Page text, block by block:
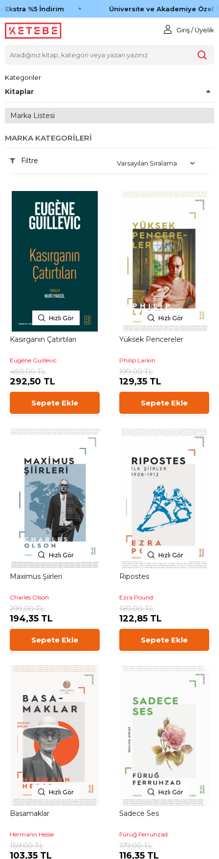
%5 İndirim Üniversite ve Akademiye Özel
Giriş / Üyelik
Kategoriler
Kitaplar
Marka Listesi
MARKA KATEGORILERI
Filtre
Hızlı Gör
Kasırganın Çatırtıları
Eugène Guillevic
450,00 TL
292,50 TL
Sepete Ekle
Hızlı Gör
Yüksek Pencereler
Philip Larkin
199,00 TL
129,35 TL
Sepete Ekle
Hızlı Gör
Maximus Şiirleri
Charles Olson
299,00 TL
194,35 TL
Sepete Ekle
Hızlı Gör
Ripostes
Ezra Pound
189,00 TL
122,85 TL
Sepete Ekle
Hızlı Gör
Basamaklar
Hermann Hesse
159,00 TL
103,35 TL
Hızlı Gör
Sadece Ses
Füruğ Ferruhzad
179,00 TL
116,35 TL